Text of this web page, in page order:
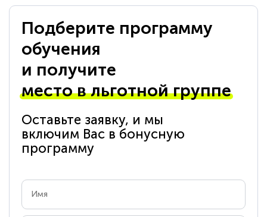
Подберите программу
обучения
и получите
место в льготной группе
Оставьте заявку, и мы
включим Вас в бонусную
программу